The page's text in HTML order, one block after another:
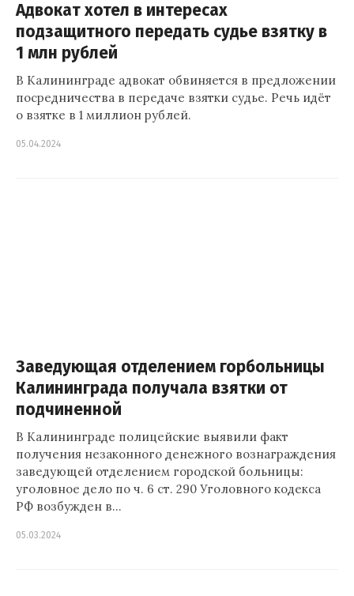
Адвокат хотел в интересах
подзащитного передать судье взятку в
1 млн рублей
В Калининграде адвокат обвиняется в предложении
посредничества в передаче взятки судье. Речь идёт
о взятке в 1 миллион рублей.
05.04.2024
Заведующая отделением горбольницы
Калининграда получала взятки от
подчиненной
В Калининграде полицейские выявили факт
получения незаконного денежного вознаграждения
заведующей отделением городской больницы:
уголовное дело по ч. 6 ст. 290 Уголовного кодекса
РФ возбужден в…
05.03.2024